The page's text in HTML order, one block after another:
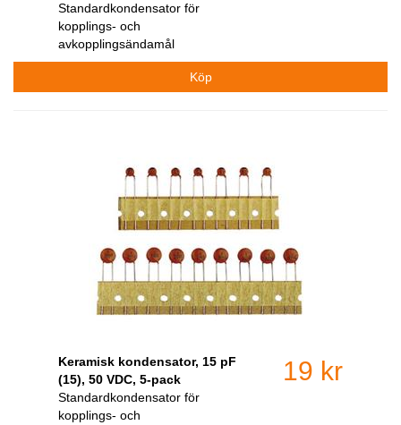
Standardkondensator för
kopplings- och
avkopplingsändamål
Keramisk kondensator, 15 pF
(15), 50 VDC, 5-pack
Standardkondensator för
kopplings- och
19 kr